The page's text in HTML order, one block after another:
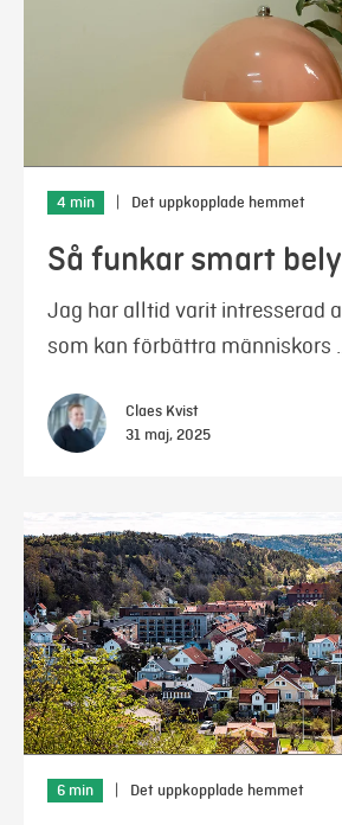
4 min Det uppkopplade hemmet
Så funkar smart
Jag har alltid varit intresserad
som kan förbättra människors
Claes Kvist
31 maj, 2025
6 min Det uppkopplade hemmet